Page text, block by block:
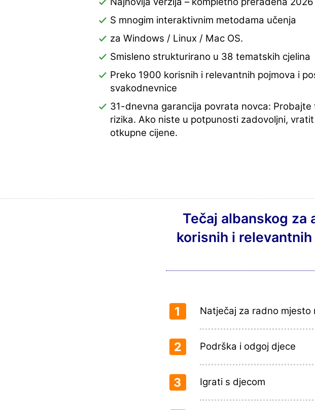
S mnogim interaktivnim metodama učenja
za Windows / Linux / Mac OS.
Smisleno strukturirano u 38 tematskih cjelina
Preko 1900 korisnih i relevantnih pojmova i
svakodnevnice
31-dnevna garancija povrata novca: Probajte
rizika. Ako niste u potpunosti zadovoljni, vratit
otkupne cijene.
Tečaj albanskog za
korisnih i
1 Natječaj za radno mjesto
2 Podrška i odgoj djece
3 Igrati s djecom